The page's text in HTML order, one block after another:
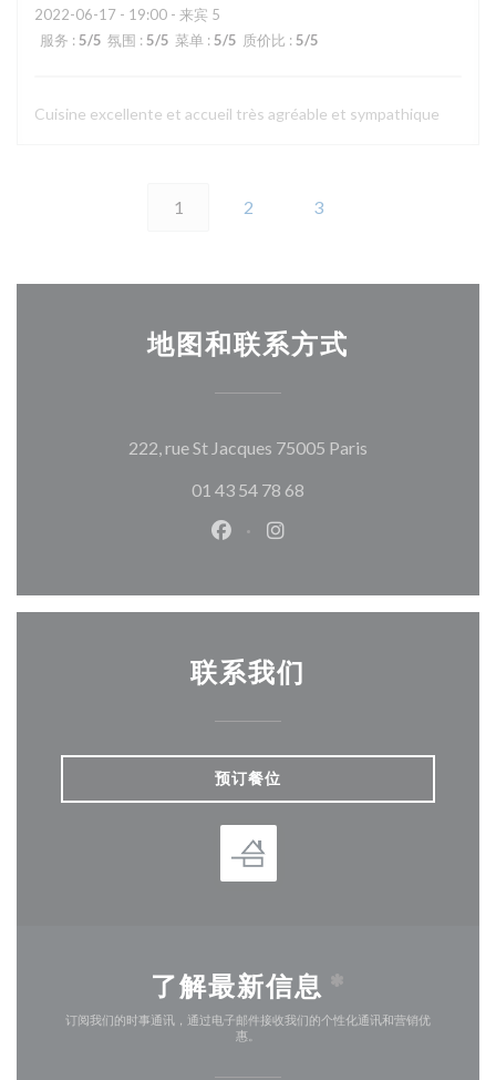
2022-06-17 - 19:00 - 来宾 5
服务 : 5/5 氛围 : 5/5 菜单 : 5/5 质价比 : 5/5
Cuisine excellente et accueil très agréable et sympathique
1 2 3
地图和联系方式
222, rue St Jacques 75005 Paris
01 43 54 78 68
Facebook ((在新窗口中打开))
Instagram ((在新窗口中
联系我们
预订餐位
了解最新信息 *
订阅我们的时事通讯，通过电子邮件接收我们的个性化通讯和营销优
惠。